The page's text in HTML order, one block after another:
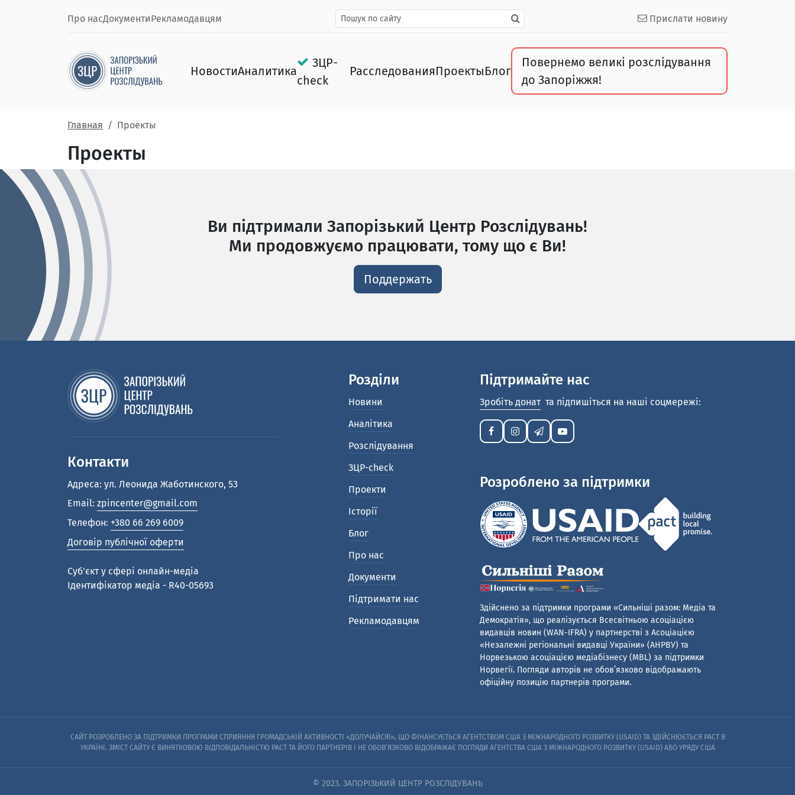
Про насДокументиРекламодавцям Прислати новину
НовостиАналитика
ЗЦР-
check
РасследованияПроектыБлог
Повернемо великі розслідування
до Запоріжжя!
Главная Проекты
Проекты
Ви підтримали Запорізький Центр Розслідувань!
Ми продовжуємо працювати, тому що є Ви!
Поддержать
Контакти
Адреса: ул. Леонида Жаботинского, 53
Email: zpincenter@gmail.com
Телефон: +380 66 269 6009
Договір публічної оферти
Cуб'єкт у сфері онлайн-медіа
Ідентифікатор медіа - R40-05693
Розділи
Новини
Аналітика
Розслідування
ЗЦР-check
Проекти
Історії
Блог
Про нас
Документи
Підтримати нас
Рекламодавцям
Підтримайте нас
Зробіть донат та підпишіться на наші соцмережі:
Розроблено за підтримки
Здійснено за підтримки програми «Сильніші разом: Медіа та
Демократія», що реалізується Всесвітньою асоціацією
видавців новин (WAN-IFRA) у партнерстві з Асоціацією
«Незалежні регіональні видавці України» (АНРВУ) та
Норвезькою асоціацією медіабізнесу (MBL) за підтримки
Норвегії. Погляди авторів не обов’язково відображають
офіційну позицію партнерів програми.
САЙТ РОЗРОБЛЕНО ЗА ПІДТРИМКИ ПРОГРАМИ СПРИЯННЯ ГРОМАДСЬКІЙ АКТИВНОСТІ «ДОЛУЧАЙСЯ!», ЩО ФІНАНСУЄТЬСЯ АГЕНТСТВОМ США З МІЖНАРОДНОГО РОЗВИТКУ (USAID) ТА ЗДІЙСНЮЄТЬСЯ PACT В
УКРАЇНІ. ЗМІСТ САЙТУ Є ВИНЯТКОВОЮ ВІДПОВІДАЛЬНІСТЮ PACT ТА ЙОГО ПАРТНЕРІВ I НЕ ОБОВ’ЯЗКОВО ВІДОБРАЖАЄ ПОГЛЯДИ АГЕНТСТВА США З МІЖНАРОДНОГО РОЗВИТКУ (USAID) АБО УРЯДУ США
© 2023. ЗАПОРІЗЬКИЙ ЦЕНТР РОЗСЛІДУВАНЬ